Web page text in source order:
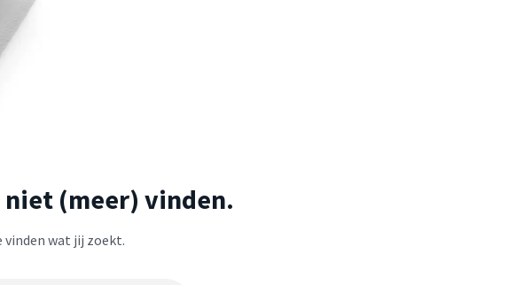
niet (meer) vinden.
vinden wat jij zoekt.